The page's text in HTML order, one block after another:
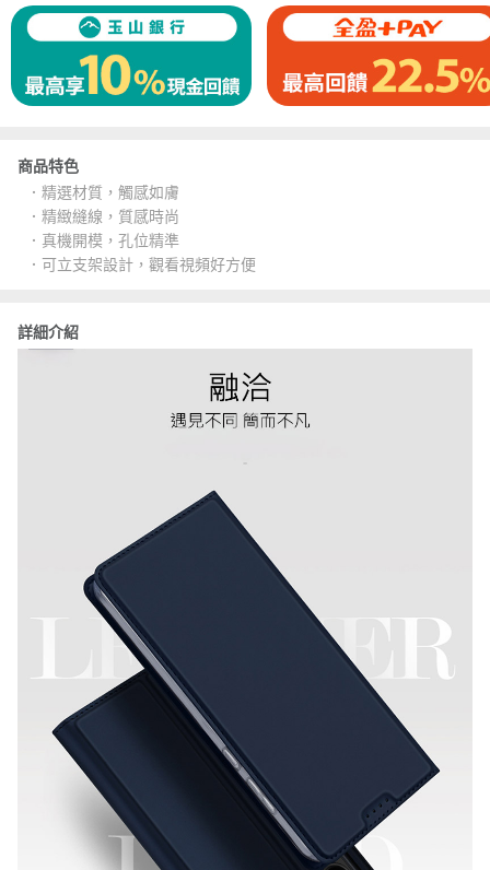
商品特色
．精選材質，觸感如膚
．精緻縫線，質感時尚
．真機開模，孔位精準
．可立支架設計，觀看視頻好方便
詳細介紹